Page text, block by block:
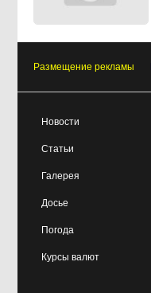
Размещение рекламы
Новости
Статьи
Галерея
Досье
Погода
Курсы валют